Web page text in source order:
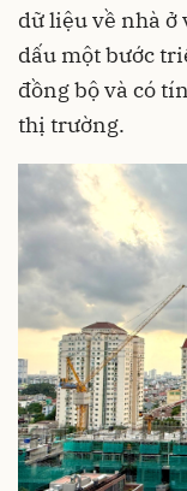
dữ liệu về nhà
dấu một bước
đồng bộ và có
thị trường.